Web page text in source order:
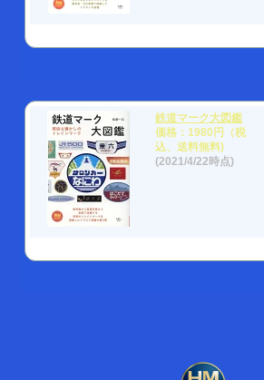
鉄道マーク大図鑑
価格：1980円（税
込、送料無料)
(2021/4/22時点)